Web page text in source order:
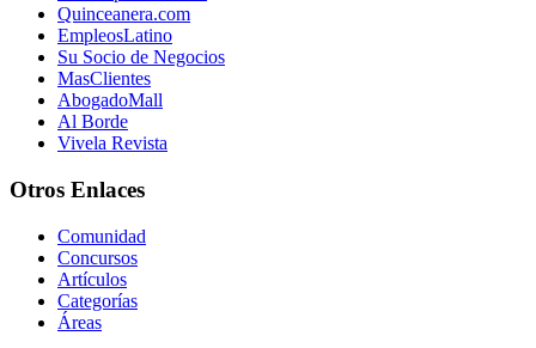
Quinceanera.com
EmpleosLatino
Su Socio de Negocios
MasClientes
AbogadoMall
Al Borde
Vivela Revista
Otros Enlaces
Comunidad
Concursos
Artículos
Categorías
Áreas